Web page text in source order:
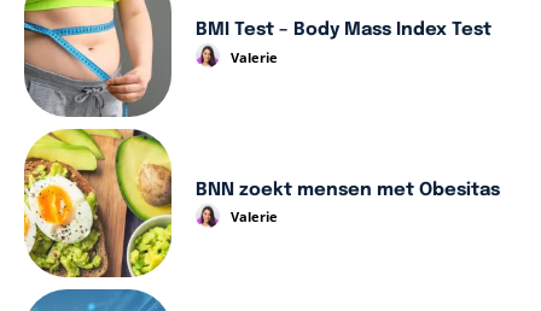
BMI Test – Body Mass Index Test
Valerie
BNN zoekt mensen met Obesitas
Valerie